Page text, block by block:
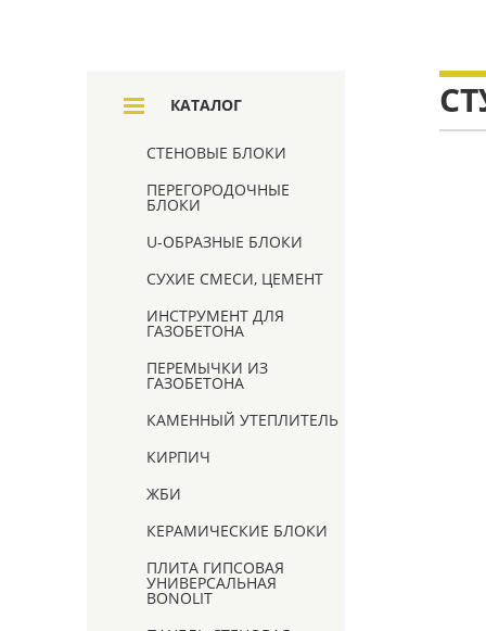
КАТАЛОГ
СТЕНОВЫЕ БЛОКИ
ПЕРЕГОРОДОЧНЫЕ
БЛОКИ
U-ОБРАЗНЫЕ БЛОКИ
СУХИЕ СМЕСИ, ЦЕМЕНТ
ИНСТРУМЕНТ ДЛЯ
ГАЗОБЕТОНА
ПЕРЕМЫЧКИ ИЗ
ГАЗОБЕТОНА
КАМЕННЫЙ УТЕПЛИТЕЛЬ
КИРПИЧ
ЖБИ
КЕРАМИЧЕСКИЕ БЛОКИ
ПЛИТА ГИПСОВАЯ
УНИВЕРСАЛЬНАЯ
BONOLIT